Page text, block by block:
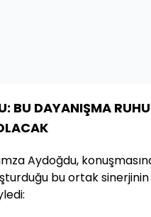
BU DAYANIŞMA
Aydoğdu,
bu ortak